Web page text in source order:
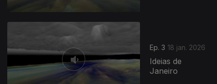
Ep. 3 18 jan. 2026
Ideias de
Janeiro